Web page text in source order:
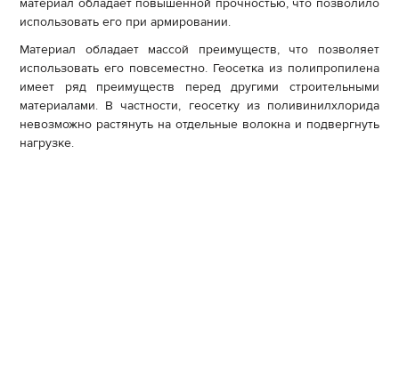
материал обладает повышенной прочностью, что позволило
использовать его при армировании.
Материал обладает массой преимуществ, что позволяет
использовать его повсеместно. Геосетка из полипропилена
имеет ряд преимуществ перед другими строительными
материалами. В частности, геосетку из поливинилхлорида
невозможно растянуть на отдельные волокна и подвергнуть
нагрузке.